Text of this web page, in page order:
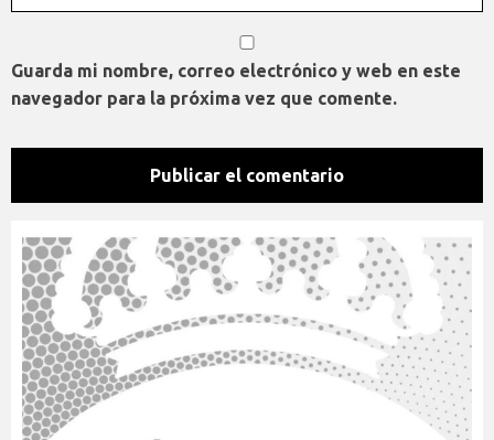
Guarda mi nombre, correo electrónico y web en este
navegador para la próxima vez que comente.